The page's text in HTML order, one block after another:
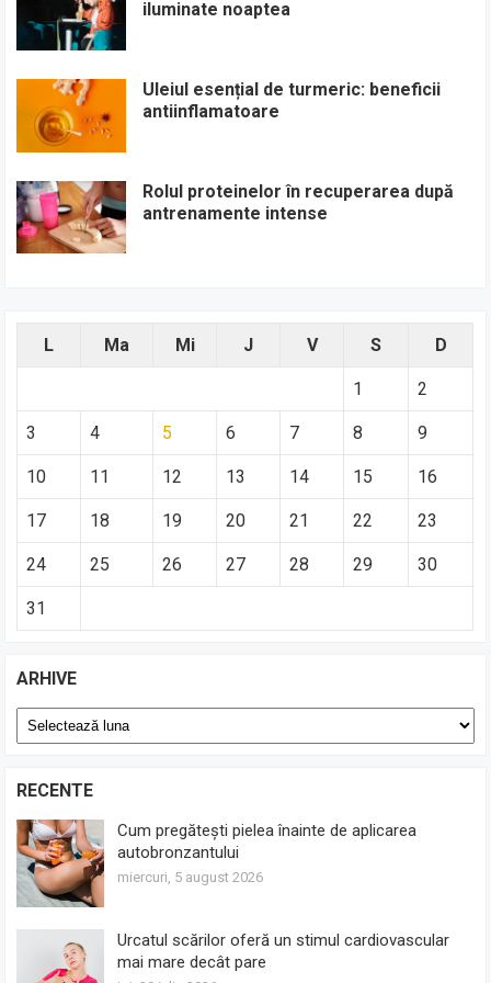
iluminate noaptea
Uleiul esențial de turmeric: beneficii
antiinflamatoare
Rolul proteinelor în recuperarea după
antrenamente intense
L Ma Mi J V S D
1 2
3 4 5 6 7 8 9
10 11 12 13 14 15 16
17 18 19 20 21 22 23
24 25 26 27 28 29 30
31
ARHIVE
Arhive
RECENTE
Cum pregătești pielea înainte de aplicarea
autobronzantului
miercuri, 5 august 2026
Urcatul scărilor oferă un stimul cardiovascular
mai mare decât pare